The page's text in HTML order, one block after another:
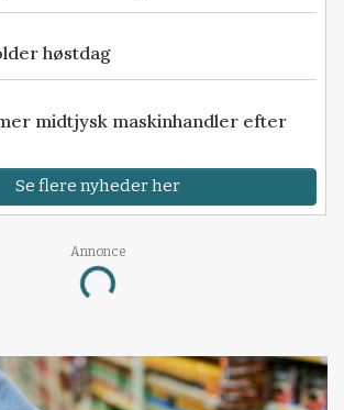
høstdag
midtjysk maskinhandler efter
Se flere nyheder her
Annonce
Loading...